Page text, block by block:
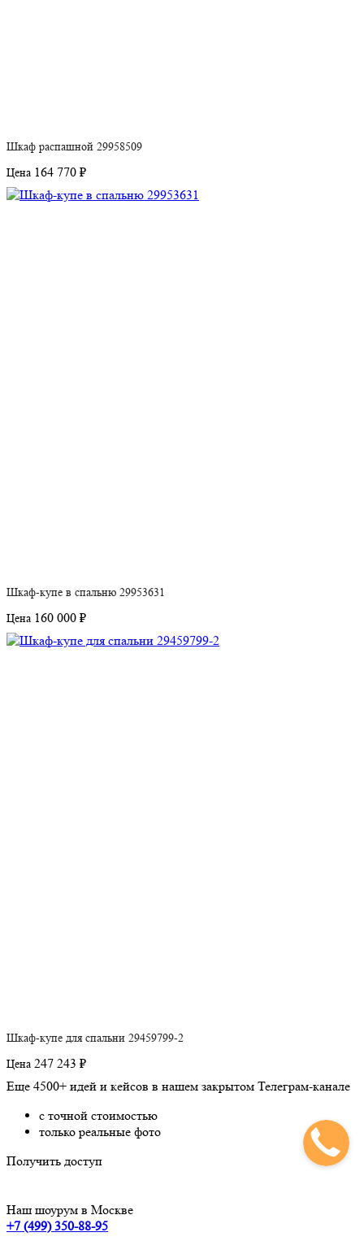
Шкаф распашной 29958509
Цена 164 770 ₽
Шкаф-купе в спальню 29953631
Цена 160 000 ₽
Шкаф-купе для спальни 29459799-2
Цена 247 243 ₽
Еще 4500+ идей и кейсов в нашем закрытом Телеграм-канале
с точной стоимостью
только реальные фото
Получить доступ
Наш шоурум в Москве
+7 (499) 350-88-95